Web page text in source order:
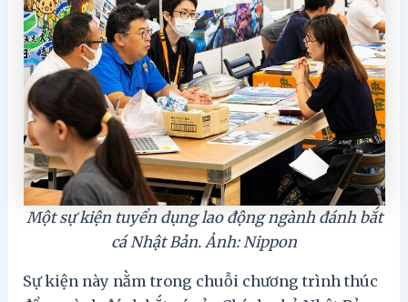
Một sự kiện tuyển dụng lao động ngành đánh bắt
cá Nhật Bản. Ảnh: Nippon
Sự kiện này nằm trong chuỗi chương trình thúc